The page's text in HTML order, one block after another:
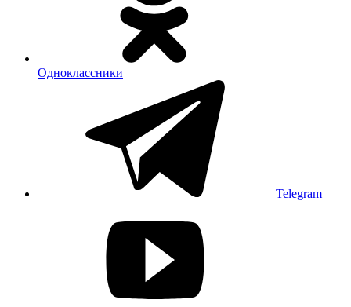
Одноклассники
Telegram